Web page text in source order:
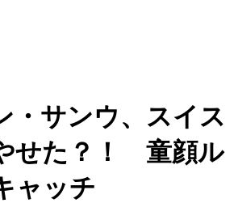
・サンウ、スイス
せた？！ 童顔ル
ャッチ